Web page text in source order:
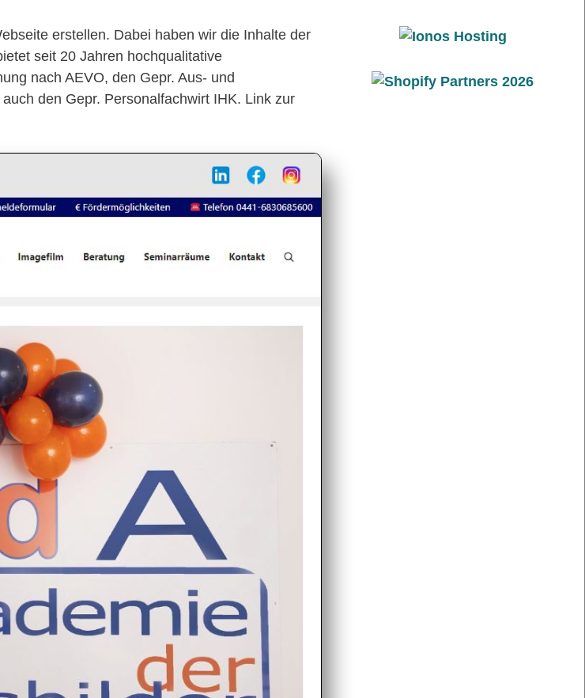
erstellen. Dabei haben wir die Inhalte der
seit 20 Jahren hochqualitative
nach AEVO, den Gepr. Aus- und
den Gepr. Personalfachwirt IHK. Link zur